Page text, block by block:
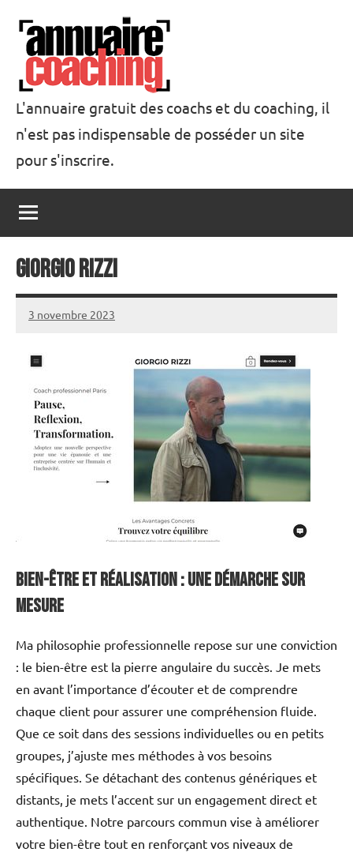
contenu
Annuaire
Coaching
L'annuaire gratuit des coachs et du coaching, il
n'est pas indispensable de posséder un site
pour s'inscrire.
Giorgio Rizzi
3 novembre 2023
annuairecoaching
Bien-être et Réalisation : Une Démarche Sur
Mesure
Ma philosophie professionnelle repose sur une conviction
: le bien-être est la pierre angulaire du succès. Je mets
en avant l’importance d’écouter et de comprendre
chaque client pour assurer une compréhension fluide.
Que ce soit dans des sessions individuelles ou en petits
groupes, j’ajuste mes méthodes à vos besoins
spécifiques. Se détachant des contenus génériques et
distants, je mets l’accent sur un engagement direct et
authentique. Notre parcours commun vise à améliorer
votre bien-être tout en renforçant vos niveaux de